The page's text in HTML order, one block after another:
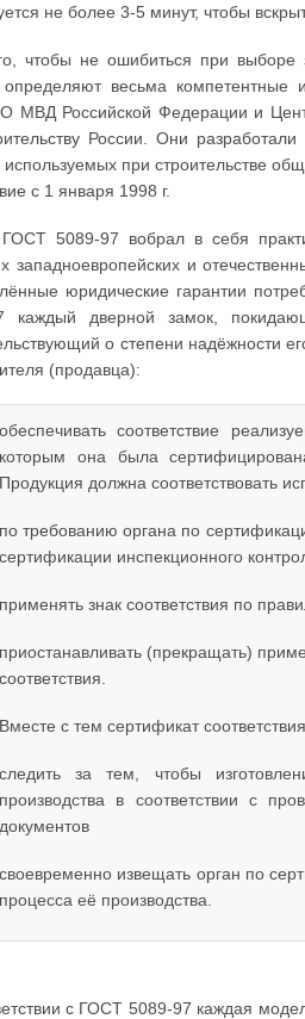
не более 3-5 минут, чтобы
чтобы не ошибиться при выборе
определяют весьма компетентные
МВД Российской Федерации и
России. Они
используемых при строительстве
с 1 января 1998 г.
5089-97 вобрал в себя
западноевропейских и
юридические гарантии
каждый дверной замок,
о степени надёжности
(продавца):
обеспечивать соответствие
которым она была
Продукция должна соответствовать
по требованию органа по
сертификации инспекционного
применять знак соответствия по
приостанавливать (прекращать)
соответствия.
Вместе с тем сертификат
следить за тем, чтобы
производства в соответствии с
документов
своевременно извещать орган по
процесса её производства.
с ГОСТ 5089-97 каждая